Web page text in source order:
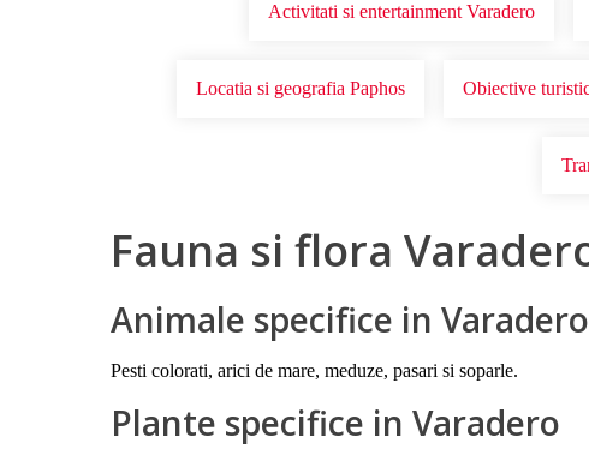
Activitati si entertainment Varadero
Locatia si geografia Paphos Obiective
Fauna si flora
Animale specifice in Varadero
Pesti colorati, arici de mare, meduze, pasari si soparle.
Plante specifice in Varadero